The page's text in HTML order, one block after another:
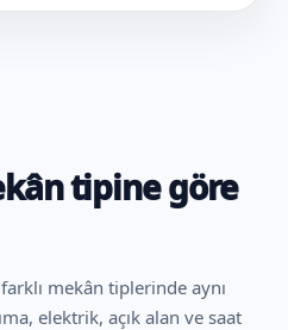
tipine göre
mekân tiplerinde aynı
elektrik, açık alan ve saat